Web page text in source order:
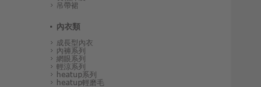
吊帶裙
內衣類
成長型內衣
內褲系列
網眼系列
輕涼系列
heatup系列
heatup輕磨毛